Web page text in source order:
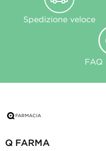
Spedizione veloce
FAQ
Q FARMA